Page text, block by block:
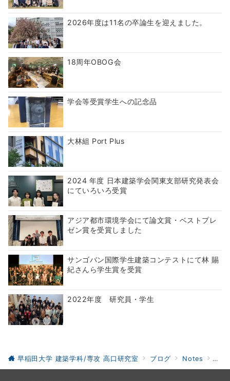
2026年度は11名の卒論生を迎えました。
18周年OBOG会
学会等受賞学生への記念品
大林組 Port Plus
2024 年度 日本建築学会関東支部研究発表会
にていろいろ受賞
アジア都市環境学会にて論文賞・ベストプレ
ゼン賞を受賞しました
サンゴバン国際学生建築コンテストにて林 賜
紀さんら学生賞を受賞
2022年度 研究員・学生
早稲田大学 建築学科/専攻 高口研究室 ブログ Notes